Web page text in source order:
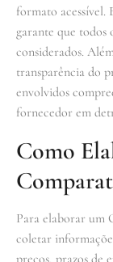
formato acessível.
garante que todos
considerados.
transparência do
envolvidos
fornecedor em
Como
Para elaborar um
coletar
preços, prazos de